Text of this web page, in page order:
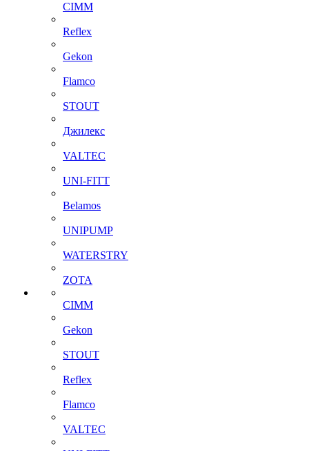
CIMM
Reflex
Gekon
Flamco
STOUT
Джилекс
VALTEC
UNI-FITT
Belamos
UNIPUMP
WATERSTRY
ZOTA
CIMM
Gekon
STOUT
Reflex
Flamco
VALTEC